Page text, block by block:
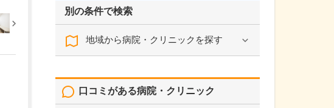
別の条件で検索
地域から病院・クリニックを探す
口コミがある病院・クリニック